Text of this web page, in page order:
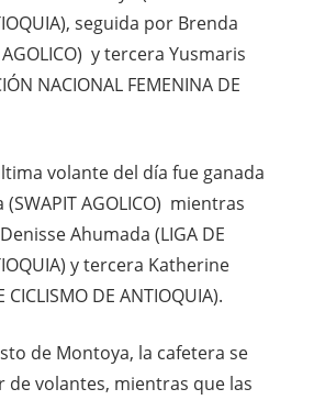
seguida por Brenda
y tercera Yusmaris
NACIONAL FEMENINA DE
volante del día fue ganada
AGOLICO) mientras
Ahumada (LIGA DE
y tercera Katherine
DE ANTIOQUIA).
de Montoya, la cafetera se
de volantes, mientras que las